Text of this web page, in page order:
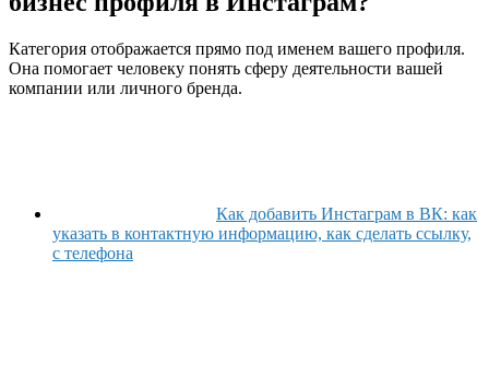
Категория отображается прямо под именем вашего профиля.
Она помогает человеку понять сферу деятельности вашей
компании или личного бренда.
Как добавить Инстаграм в ВК: как
указать в контактную информацию, как сделать ссылку,
с телефона